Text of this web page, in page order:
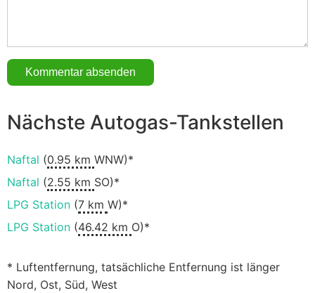
Nächste Autogas-Tankstellen
Naftal (0.95 km WNW)*
Naftal (2.55 km SO)*
LPG Station (7 km W)*
LPG Station (46.42 km O)*
* Luftentfernung, tatsächliche Entfernung ist länger
Nord, Ost, Süd, West